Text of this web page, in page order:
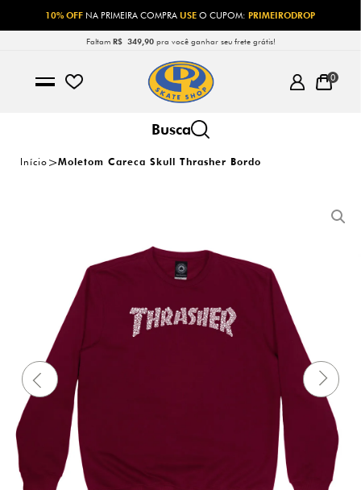
10% OFF NA PRIMEIRA COMPRAUSEO CUPOM:PRIMEIRODROP
Faltam R$ 349,90pra você ganhar seu frete grátis!
0
Início Moletom Careca Skull Thrasher Bordo